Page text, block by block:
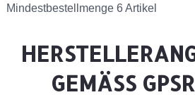
Mindestbestellmenge 6 Artikel
GEMÄSS GPSR: